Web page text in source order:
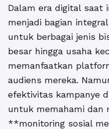
Dalam era digital saat
menjadi bagian
untuk berbagai jenis
besar hingga usaha
memanfaatkan
audiens mereka.
efektivitas kampanye
untuk memahami dan
**monitoring sosial